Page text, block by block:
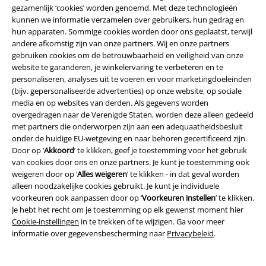
gezamenlijk ‘cookies’ worden genoemd. Met deze technologieën
kunnen we informatie verzamelen over gebruikers, hun gedrag en
hun apparaten. Sommige cookies worden door ons geplaatst, terwijl
andere afkomstig zijn van onze partners. Wij en onze partners
gebruiken cookies om de betrouwbaarheid en veiligheid van onze
website te garanderen, je winkelervaring te verbeteren en te
personaliseren, analyses uit te voeren en voor marketingdoeleinden
(bijv. gepersonaliseerde advertenties) op onze website, op sociale
media en op websites van derden. Als gegevens worden
overgedragen naar de Verenigde Staten, worden deze alleen gedeeld
met partners die onderworpen zijn aan een adequaatheidsbesluit
onder de huidige EU-wetgeving en naar behoren gecertificeerd zijn.
Door op ‘Akkoord’ te klikken, geef je toestemming voor het gebruik
van cookies door ons en onze partners. Je kunt je toestemming ook
weigeren door op ‘Alles weigeren’ te klikken - in dat geval worden
alleen noodzakelijke cookies gebruikt. Je kunt je individuele
voorkeuren ook aanpassen door op ‘Voorkeuren instellen’ te klikken.
Je hebt het recht om je toestemming op elk gewenst moment hier
Cookie-instellingen in te trekken of te wijzigen. Ga voor meer
informatie over gegevensbescherming naar Privacybeleid.
Jakku. Ze lijkt haar uitrusting niet helemaal legaal of op vreedzame wijze
te hebben verkregen. Alles lijkt op de een of andere manier bij elkaar
gegooid te zijn, ze heeft bijvoorbeeld een bril die van eenStormtrooper
komt! Deze heeft ze haar zeker niet vrijwillig gegeven.
Een andere rebel is Jyn Erso. Niemand twijfelt aan haar kundigheid en
intelligentie, jij niet en de buitenaardse wezens niet. Dit zijn slechts twee
voorbeelden van vrouwen in het Rijk van Star Wars die aandacht
verdienen. Maar als je goed kijkt, zie je ook vaak vrouwenhanden tussen
de strijdende troepen aan beide zijden, hun wapens hanterend. Dat is
niet in de laatste plaats te danken aan Kathleen Kennedy, een van de
meest succesvolle vrouwelijke filmproducenten aller tijden, die het
imperium overnam van George Lucas.
En natuurlijk staan de Star Wars t-shirts voor dames in het teken van
vrouwelijkheid. Sexy zijn ze stuk voor stuk, maar ook comfortabel en
voorzien van grote prints die ze tot een onvergelijkbare blikvanger
maken.
Star Wars t-shirt voor mannen? Die zijn er ook, natuurlijk.